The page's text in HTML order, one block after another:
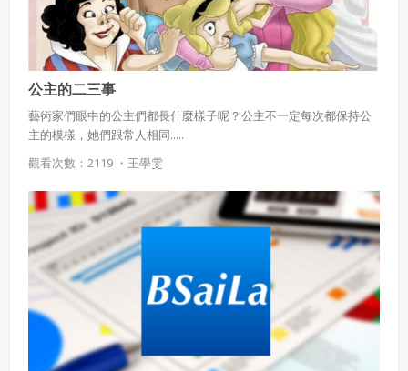
公主的二三事
藝術家們眼中的公主們都長什麼樣子呢？公主不一定每次都保持公
主的模樣，她們跟常人相同.....
觀看次數：2119 ・ 王學雯